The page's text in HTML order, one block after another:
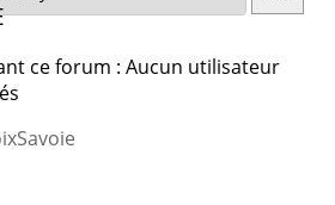
ce forum : Aucun utilisateur